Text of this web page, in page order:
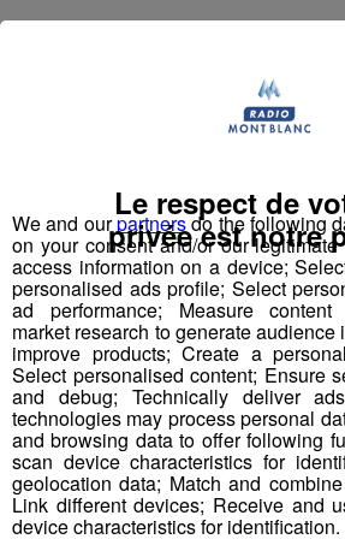
We and ourpartnersdo the following
on your consent and/or our
access information on a device;
personalised ads profile; Select
ad performance; Measure content
market research to generate
improve products; Create a
Select personalised content; Ensure
and debug; Technically deliver
technologies may process personal
and browsing data to offer following
scan device characteristics for
geolocation data; Match and
Link different devices; Receive and
device characteristics for identification.
Le respect de
privée est notre